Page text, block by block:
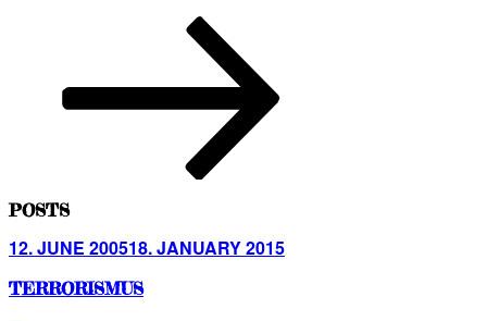
POSTS
Posted
12. JUNE 200518. JANUARY 2015
TERRORISMUS